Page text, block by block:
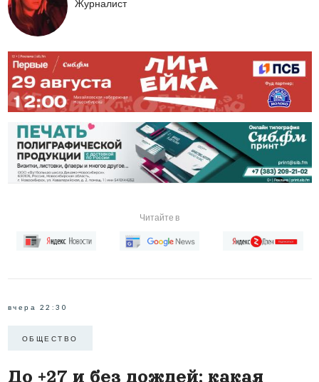
Журналист
Читайте в
вчера 22:30
ОБЩЕСТВО
До +27 и без дождей: какая